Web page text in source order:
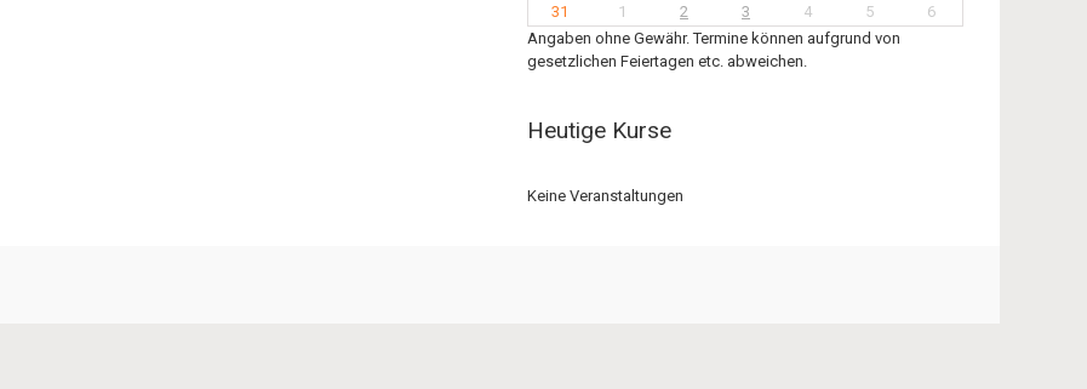
31
1 2 3 4 5
6
Angaben ohne Gewähr. Termine können aufgrund von
gesetzlichen Feiertagen etc. abweichen.
Heutige Kurse
Keine Veranstaltungen